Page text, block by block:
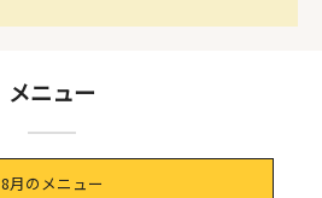
メニュー
8月のメニュー